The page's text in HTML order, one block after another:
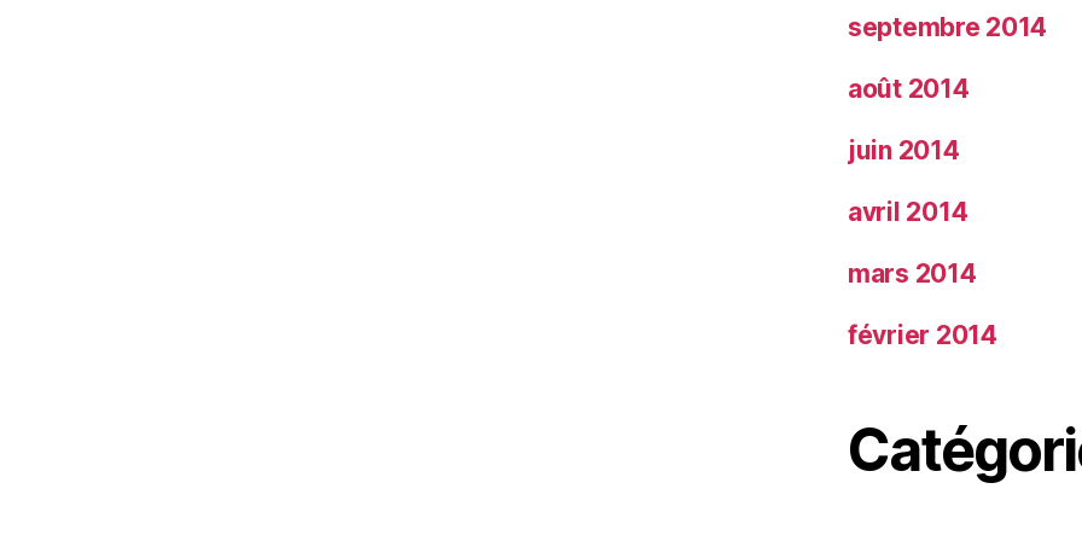
septembre 2014
août 2014
juin 2014
avril 2014
mars 2014
février 2014